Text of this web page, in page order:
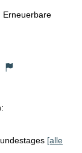
Erneuerbare
[alle